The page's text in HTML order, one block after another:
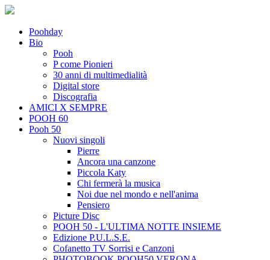
Poohday
Bio
Pooh
P come Pionieri
30 anni di multimedialità
Digital store
Discografia
AMICI X SEMPRE
POOH 60
Pooh 50
Nuovi singoli
Pierre
Ancora una canzone
Piccola Katy
Chi fermerà la musica
Noi due nel mondo e nell'anima
Pensiero
Picture Disc
POOH 50 - L'ULTIMA NOTTE INSIEME
Edizione P.U.L.S.E.
Cofanetto TV Sorrisi e Canzoni